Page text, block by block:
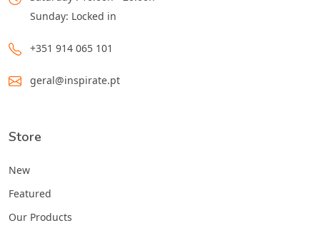
Sunday: Locked in
+351 914 065 101
geral@inspirate.pt
Store
New
Featured
Our Products